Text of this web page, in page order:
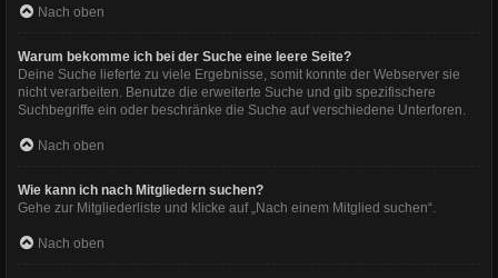
Nach oben
Warum bekomme ich bei der Suche eine leere Seite?
Deine Suche lieferte zu viele Ergebnisse, somit konnte der Webserver sie
nicht verarbeiten. Benutze die erweiterte Suche und gib spezifischere
Suchbegriffe ein oder beschränke die Suche auf verschiedene Unterforen.
Nach oben
Wie kann ich nach Mitgliedern suchen?
Gehe zur Mitgliederliste und klicke auf „Nach einem Mitglied suchen“.
Nach oben